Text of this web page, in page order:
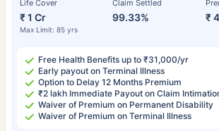
Life Cover
₹ 1 Cr
Max Limit: 85 yrs
Claim Settled
99.33% ₹
Free Health Benefits up to ₹31,000/yr
Early payout on Terminal Illness
Option to Delay 12 Months Premium
₹2 lakh Immediate Payout on Claim
Waiver of Premium on Permanent Disability
Waiver of Premium on Terminal Illness